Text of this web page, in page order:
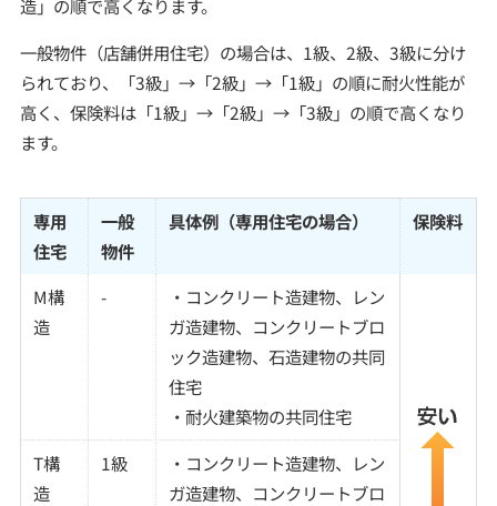
造」の順で高くなります。
一般物件（店舗併用住宅）の場合は、1級、2級、3級に分け
られており、「3級」→「2級」→「1級」の順に耐火性能が
高く、保険料は「1級」→「2級」→「3級」の順で高くなり
ます。
専用
住宅
一般
物件
具体例（専用住宅の場合） 保険料
M構
造
-
・コンクリート造建物、レン
ガ造建物、コンクリートブロ
ック造建物、石造建物の共同
住宅
・耐火建築物の共同住宅
T構
造
1級
・コンクリート造建物、レン
ガ造建物、コンクリートブロ